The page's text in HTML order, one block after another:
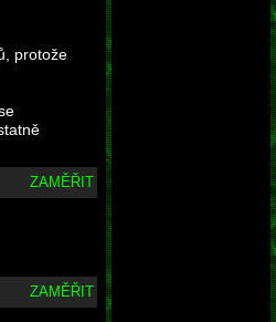
protože
ZAMĚŘIT
ZAMĚŘIT